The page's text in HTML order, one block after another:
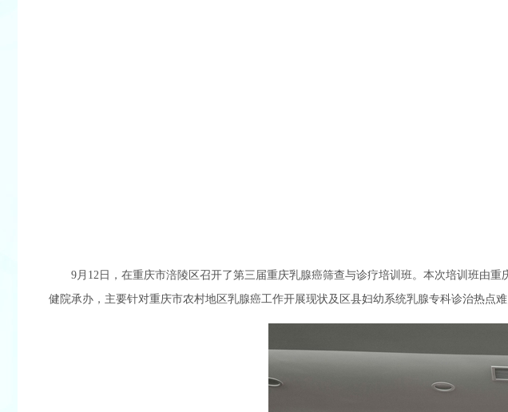
9月12日，在重庆市涪陵区召开了第三届重庆乳腺癌筛查与诊疗培训班。本次培训班由
健院承办，主要针对重庆市农村地区乳腺癌工作开展现状及区县妇幼系统乳腺专科诊治热点